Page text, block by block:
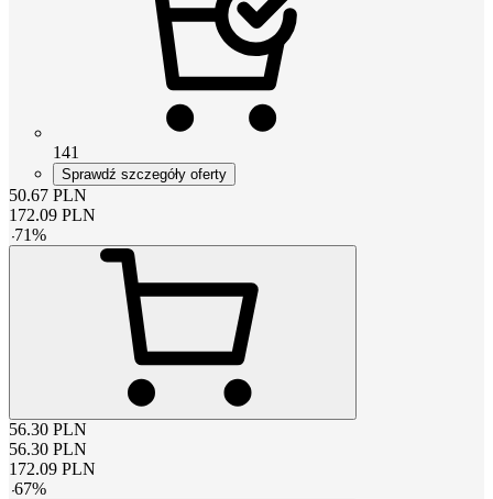
141
Sprawdź szczegóły oferty
50.67 PLN
172.09 PLN
-71%
56.30 PLN
56.30 PLN
172.09 PLN
-67%